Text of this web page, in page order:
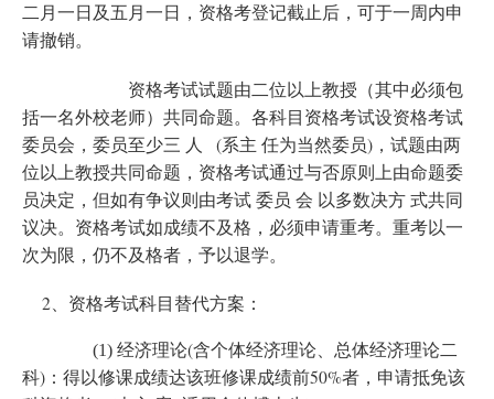
二月一日及五月一日，资格考登记截止后，可于一周内申
请撤销。
资格考试试题由二位以上教授（其中必须包
括一名外校老师）共同命题。各科目资格考试设资格考试
委员会，委员至少三 人 (系主 任为当然委员) ，试题由两
位以上教授共同命题，资格考试通过与否原则上由命题委
员决定，但如有争议则由考试 委员 会 以多数决方 式共同
议决。 资格考试如成绩不及格，必须申请重考。重考以一
次为限，仍不及格者，予以退学。
2 、资格考试科目替代方案：
(1) 经济理论(含个体经济理论、总体经济理论二
科) ：得以修课成绩达该班修课成绩前50%者，申请抵免该